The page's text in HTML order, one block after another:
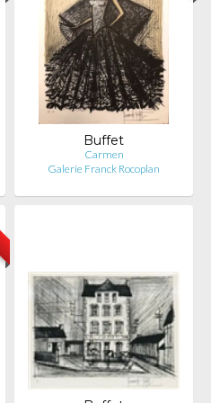
Buffet
Carmen
Galerie Franck Rocoplan